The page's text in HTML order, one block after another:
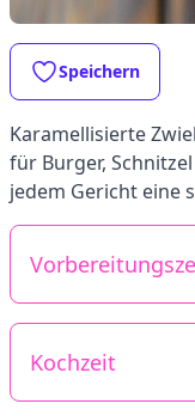
Speichern
Karamellisierte
für Burger,
jedem Gericht eine
Kochzeit